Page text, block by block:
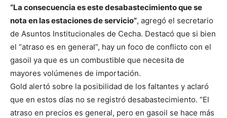
“La consecuencia es este desabastecimiento que se
nota en las estaciones de servicio”, agregó el secretario
de Asuntos Institucionales de Cecha. Destacó que si bien
el “atraso es en general”, hay un foco de conflicto con el
gasoil ya que es un combustible que necesita de
mayores volúmenes de importación.
Gold alertó sobre la posibilidad de los faltantes y aclaró
que en estos días no se registró desabastecimiento. “El
atraso en precios es general, pero en gasoil se hace más